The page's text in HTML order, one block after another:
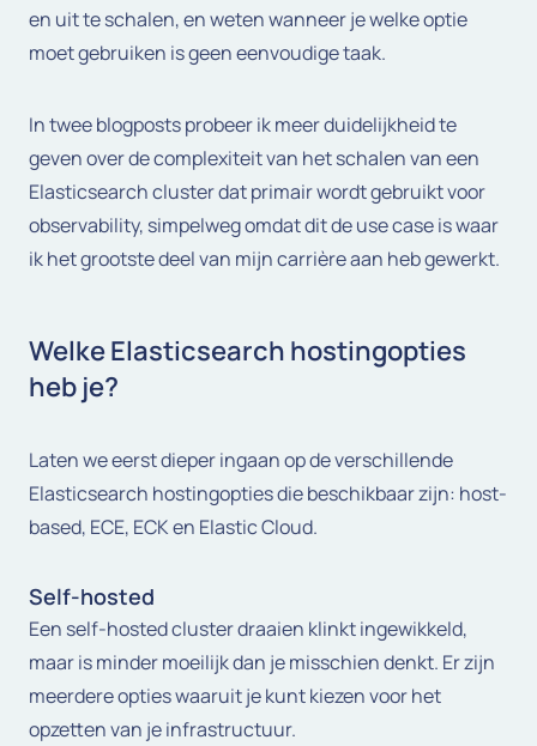
en uit te schalen, en weten wanneer je welke optie
moet gebruiken is geen eenvoudige taak.
In twee blogposts probeer ik meer duidelijkheid te
geven over de complexiteit van het schalen van een
Elasticsearch cluster dat primair wordt gebruikt voor
observability, simpelweg omdat dit de use case is waar
ik het grootste deel van mijn carrière aan heb gewerkt.
Welke Elasticsearch hostingopties
heb je?
Laten we eerst dieper ingaan op de verschillende
Elasticsearch hostingopties die beschikbaar zijn: host-
based, ECE, ECK en Elastic Cloud.
Self-hosted
Een self-hosted cluster draaien klinkt ingewikkeld,
maar is minder moeilijk dan je misschien denkt. Er zijn
meerdere opties waaruit je kunt kiezen voor het
opzetten van je infrastructuur.